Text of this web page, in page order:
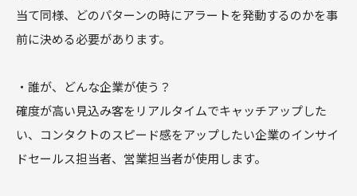
当て同様、どのパターンの時にアラートを発動するのかを事
前に決める必要があります。
・誰が、どんな企業が使う？
確度が高い見込み客をリアルタイムでキャッチアップした
い、コンタクトのスピード感をアップしたい企業のインサイ
ドセールス担当者、営業担当者が使用します。